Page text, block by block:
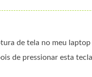
de tela no meu
de pressionar esta